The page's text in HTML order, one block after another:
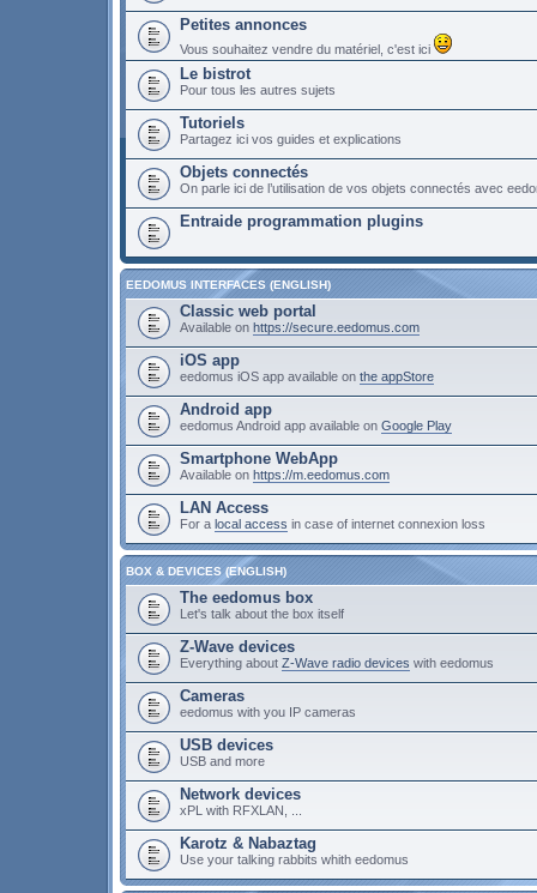
Petites annonces
Vous souhaitez vendre du matériel, c'est ici
Le bistrot
Pour tous les autres sujets
Tutoriels
Partagez ici vos guides et explications
Objets connectés
On parle ici de l’utilisation de vos objets connectés avec
Entraide programmation plugins
EEDOMUS INTERFACES (ENGLISH)
Classic web portal
Available on https://secure.eedomus.com
iOS app
eedomus iOS app available on the appStore
Android app
eedomus Android app available on Google Play
Smartphone WebApp
Available on https://m.eedomus.com
LAN Access
For a local access in case of internet connexion loss
BOX & DEVICES (ENGLISH)
The eedomus box
Let's talk about the box itself
Z-Wave devices
Everything about Z-Wave radio devices with eedomus
Cameras
eedomus with you IP cameras
USB devices
USB and more
Network devices
xPL with RFXLAN, ...
Karotz & Nabaztag
Use your talking rabbits whith eedomus